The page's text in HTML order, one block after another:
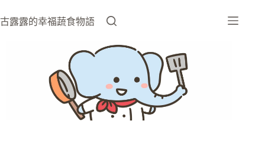
至
古露露的幸福蔬食物語